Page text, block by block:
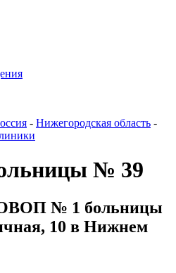
- Нижегородская область -
№ 39
ОВОП № 1 больницы
10 в Нижнем